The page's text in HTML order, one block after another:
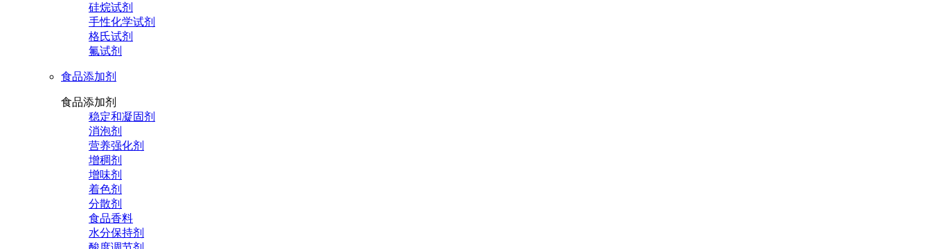
硅烷试剂
手性化学试剂
格氏试剂
氟试剂
食品添加剂
食品添加剂
稳定和凝固剂
消泡剂
营养强化剂
增稠剂
增味剂
着色剂
分散剂
食品香料
水分保持剂